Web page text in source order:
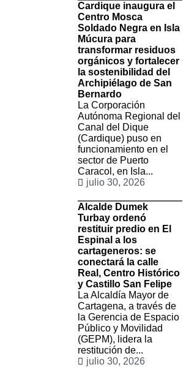
Cardique inaugura el
Centro Mosca
Soldado Negra en Isla
Múcura para
transformar residuos
orgánicos y fortalecer
la sostenibilidad del
Archipiélago de San
Bernardo
La Corporación
Autónoma Regional del
Canal del Dique
(Cardique) puso en
funcionamiento en el
sector de Puerto
Caracol, en Isla...
julio 30, 2026
Alcalde Dumek
Turbay ordenó
restituir predio en El
Espinal a los
cartageneros: se
conectará la calle
Real, Centro Histórico
y Castillo San Felipe
La Alcaldía Mayor de
Cartagena, a través de
la Gerencia de Espacio
Público y Movilidad
(GEPM), lidera la
restitución de...
julio 30, 2026